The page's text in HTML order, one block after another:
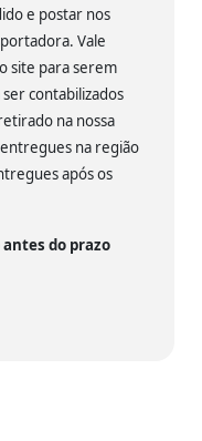
e postar nos
Vale
site para serem
contabilizados
na nossa
na região
após os
do prazo